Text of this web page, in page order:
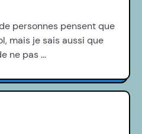
personnes pensent que
mais je sais aussi que
ne pas …